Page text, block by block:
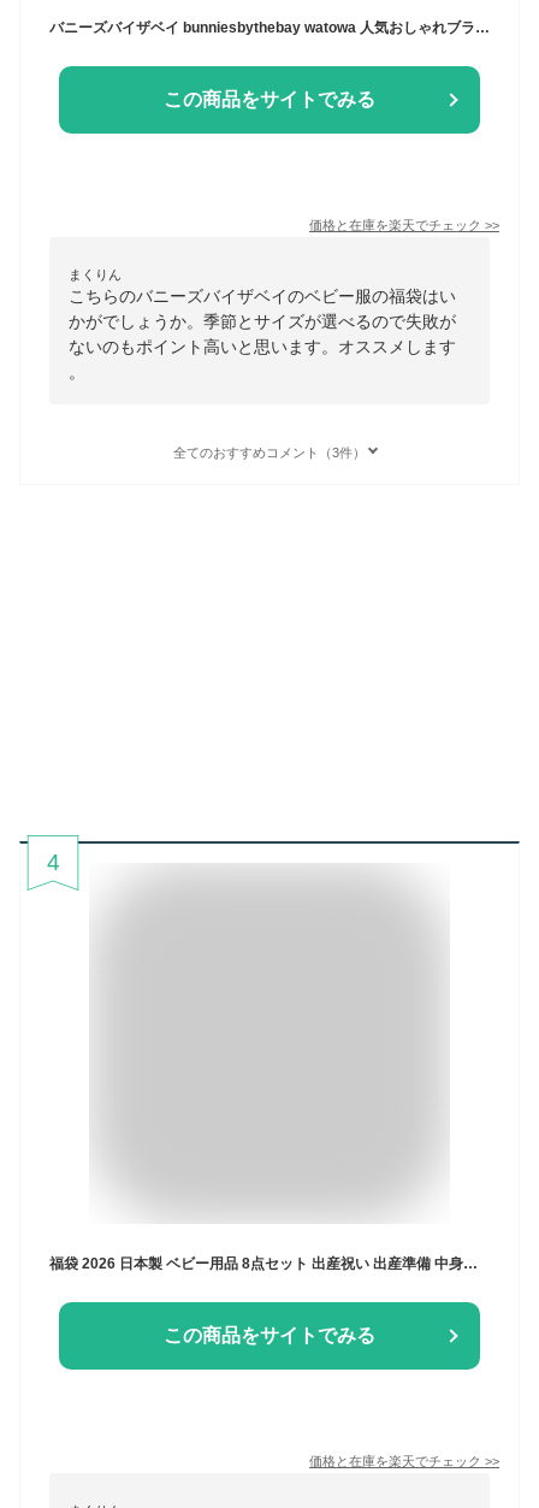
バニーズバイザベイ bunniesbythebay watowa 人気おしゃれブランドのベビー用品いずれかが必ず入る！金額と性別と季節とサイズが選べるベビー服の福袋 (出産祝い 赤ちゃん 新生児 一歳 二歳 男の子 女の子 ギフト プレゼント)
この商品をサイトでみる
価格と在庫を楽天でチェック >>
まくりん
こちらのバニーズバイザベイのベビー服の福袋はい
かがでしょうか。季節とサイズが選べるので失敗が
ないのもポイント高いと思います。オススメします
。
全てのおすすめコメント（3件）
4
福袋 2026 日本製 ベビー用品 8点セット 出産祝い 出産準備 中身が選べる 秋 冬 赤ちゃん 新生児 ベビー服 ツーウェイオール ベスト 6重ガーゼ 肌着 ガーゼ ハンカチ スタイ お楽しみ 実用的 赤ちゃんの城 ベビーウェア プレゼント
この商品をサイトでみる
価格と在庫を楽天でチェック >>